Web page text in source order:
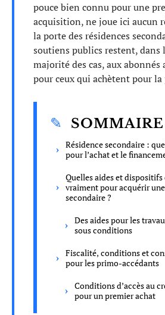
pouce bien connu pour une
acquisition, ne joue ici aucun
la porte des résidences
soutiens publics restent, dans
majorité des cas, aux abonnés
pour ceux qui achètent pour
SOMMAIRE
Résidence secondaire :
pour l’achat et le
Quelles aides et
vraiment pour acquérir
secondaire ?
Des aides pour les
sous conditions
Fiscalité, conditions et
pour les primo-accédants
Conditions d’accès au
pour un premier achat